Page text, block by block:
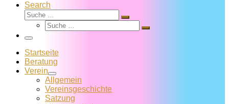
Search
Suche
Suche
Suche
Suche
Menü
Startseite
Beratung
Verein
Allgemein
Vereins­geschichte
Satzung